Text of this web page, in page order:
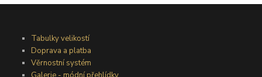
Tabulky velikostí
Doprava a platba
Věrnostní systém